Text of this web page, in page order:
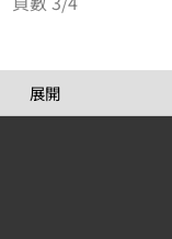
展開